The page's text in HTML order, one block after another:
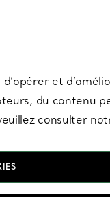
et
du contenu
consulter